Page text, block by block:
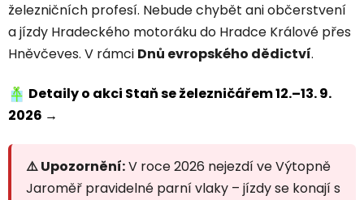
železničních profesí. Nebude chybět ani občerstvení
a jízdy Hradeckého motoráku do Hradce Králové přes
Hněvčeves. V rámci Dnů evropského dědictví.
Detaily o akci Staň se železničářem 12.–13. 9.
2026 →
⚠️ Upozornění:V roce 2026 nejezdí ve Výtopně
Jaroměř pravidelné parní vlaky – jízdy se konají s